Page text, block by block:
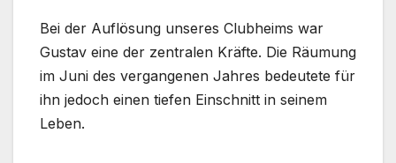
Bei der Auflösung unseres Clubheims war
Gustav eine der zentralen Kräfte. Die Räumung
im Juni des vergangenen Jahres bedeutete für
ihn jedoch einen tiefen Einschnitt in seinem
Leben.